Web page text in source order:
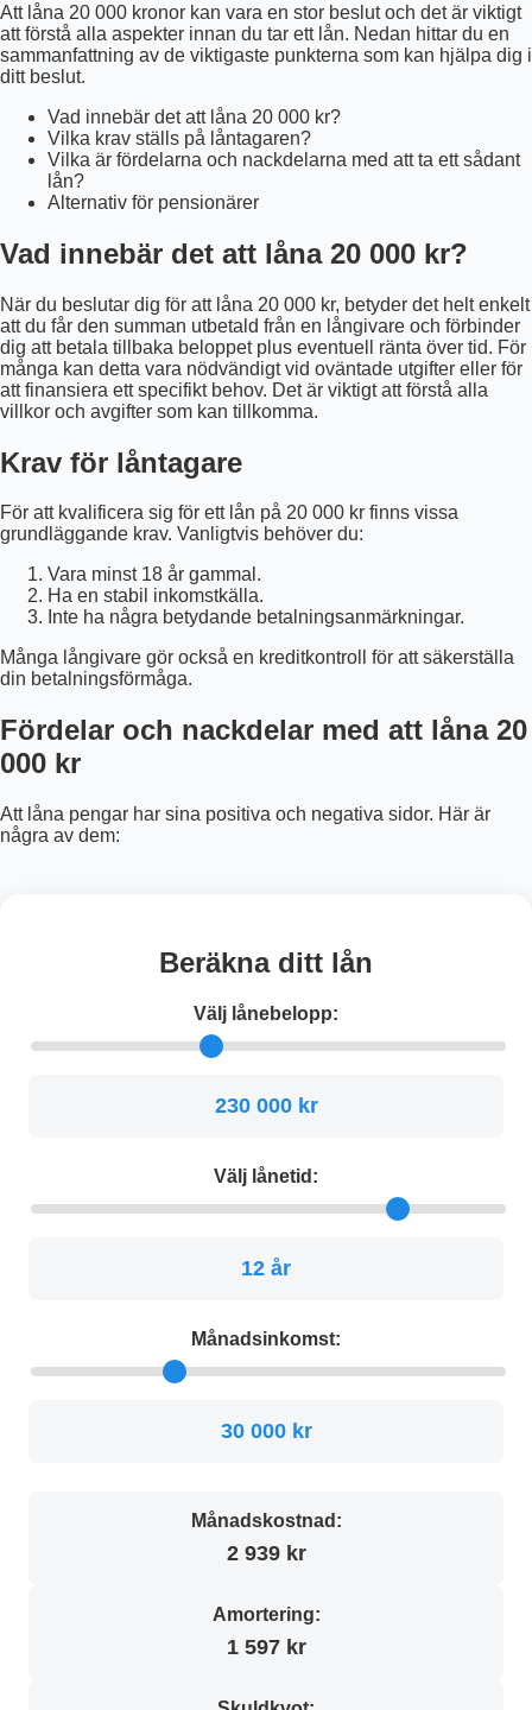
Att låna 20 000 kronor kan vara en stor beslut och det är viktigt
att förstå alla aspekter innan du tar ett lån. Nedan hittar du en
sammanfattning av de viktigaste punkterna som kan hjälpa dig i
ditt beslut.
Vad innebär det att låna 20 000 kr?
Vilka krav ställs på låntagaren?
Vilka är fördelarna och nackdelarna med att ta ett sådant
lån?
Alternativ för pensionärer
Vad innebär det att låna 20 000 kr?
När du beslutar dig för att låna 20 000 kr, betyder det helt enkelt
att du får den summan utbetald från en långivare och förbinder
dig att betala tillbaka beloppet plus eventuell ränta över tid. För
många kan detta vara nödvändigt vid oväntade utgifter eller för
att finansiera ett specifikt behov. Det är viktigt att förstå alla
villkor och avgifter som kan tillkomma.
Krav för låntagare
För att kvalificera sig för ett lån på 20 000 kr finns vissa
grundläggande krav. Vanligtvis behöver du:
Vara minst 18 år gammal.
Ha en stabil inkomstkälla.
Inte ha några betydande betalningsanmärkningar.
Många långivare gör också en kreditkontroll för att säkerställa
din betalningsförmåga.
Fördelar och nackdelar med att låna 20
000 kr
Att låna pengar har sina positiva och negativa sidor. Här är
några av dem:
Beräkna ditt lån
Välj lånebelopp:
230 000 kr
Välj lånetid:
12 år
Månadsinkomst:
30 000 kr
Månadskostnad:
2 939 kr
Amortering:
1 597 kr